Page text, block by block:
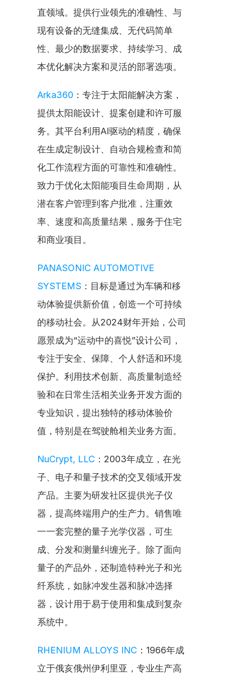
直领域。提供行业领先的准确性、与
现有设备的无缝集成、无代码简单
性、最少的数据要求、持续学习、成
本优化解决方案和灵活的部署选项。
Arka360 ：专注于太阳能解决方案，
提供太阳能设计、提案创建和许可服
务。其平台利用AI驱动的精度，确保
在生成定制设计、自动合规检查和简
化工作流程方面的可靠性和准确性。
致力于优化太阳能项目生命周期，从
潜在客户管理到客户批准，注重效
率、速度和高质量结果，服务于住宅
和商业项目。
PANASONIC AUTOMOTIVE
SYSTEMS ：目标是通过为车辆和移
动体验提供新价值，创造一个可持续
的移动社会。从2024财年开始，公司
愿景成为“运动中的喜悦”设计公司，
专注于安全、保障、个人舒适和环境
保护。利用技术创新、高质量制造经
验和在日常生活相关业务开发方面的
专业知识，提出独特的移动体验价
值，特别是在驾驶舱相关业务方面。
NuCrypt, LLC ：2003年成立，在光
子、电子和量子技术的交叉领域开发
产品。主要为研发社区提供光子仪
器，提高终端用户的生产力。销售唯
一一套完整的量子光学仪器，可生
成、分发和测量纠缠光子。除了面向
量子的产品外，还制造特种光子和光
纤系统，如脉冲发生器和脉冲选择
器，设计用于易于使用和集成到复杂
系统中。
RHENIUM ALLOYS INC ：1966年成
立于俄亥俄州伊利里亚，专业生产高